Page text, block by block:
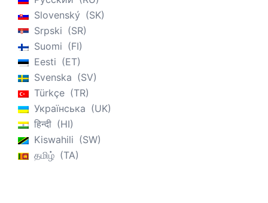
Slovenský
SK
Srpski
SR
Suomi
FI
Eesti
ET
Svenska
SV
Türkçe
TR
Українська
UK
हिन्दी
HI
Kiswahili
SW
தமிழ்
TA